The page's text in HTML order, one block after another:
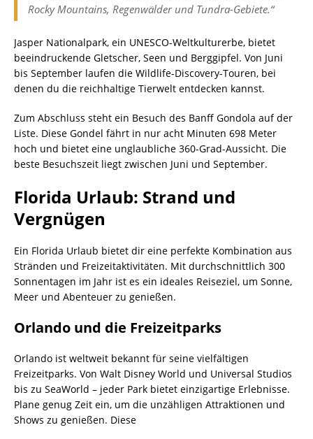
Rocky Mountains, Regenwälder und Tundra-Gebiete.“
Jasper Nationalpark, ein UNESCO-Weltkulturerbe, bietet
beeindruckende Gletscher, Seen und Berggipfel. Von Juni
bis September laufen die Wildlife-Discovery-Touren, bei
denen du die reichhaltige Tierwelt entdecken kannst.
Zum Abschluss steht ein Besuch des Banff Gondola auf der
Liste. Diese Gondel fährt in nur acht Minuten 698 Meter
hoch und bietet eine unglaubliche 360-Grad-Aussicht. Die
beste Besuchszeit liegt zwischen Juni und September.
Florida Urlaub: Strand und
Vergnügen
Ein Florida Urlaub bietet dir eine perfekte Kombination aus
Stränden und Freizeitaktivitäten. Mit durchschnittlich 300
Sonnentagen im Jahr ist es ein ideales Reiseziel, um Sonne,
Meer und Abenteuer zu genießen.
Orlando und die Freizeitparks
Orlando ist weltweit bekannt für seine vielfältigen
Freizeitparks. Von Walt Disney World und Universal Studios
bis zu SeaWorld – jeder Park bietet einzigartige Erlebnisse.
Plane genug Zeit ein, um die unzähligen Attraktionen und
Shows zu genießen. Diese